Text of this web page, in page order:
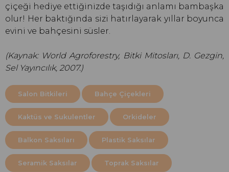
çiçeği hediye ettiğinizde taşıdığı anlamı bambaşka
olur! Her baktığında sizi hatırlayarak yıllar boyunca
evini ve bahçesini süsler.
(Kaynak: World Agroforestry, Bitki Mitosları, D. Gezgin,
Sel Yayıncılık, 2007.)
Salon Bitkileri Bahçe Çiçekleri
Kaktüs ve Sukulentler Orkideler
Balkon Saksıları Plastik Saksılar
Seramik Saksılar Toprak Saksılar